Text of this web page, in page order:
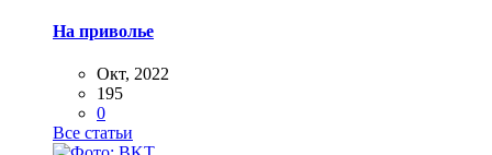
На приволье
Окт, 2022
195
0
Все статьи